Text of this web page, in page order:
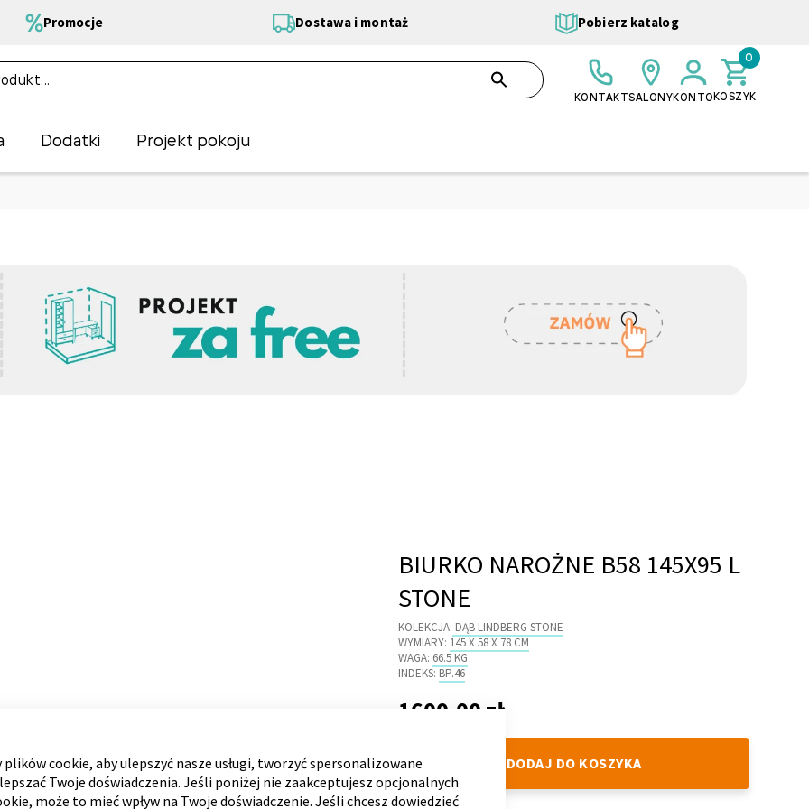
CLOSE
BAR
plików cookie, aby ulepszyć nasze usługi, tworzyć spersonalizowane
Twoje doświadczenia. Jeśli poniżej nie zaakceptujesz opcjonalnych
może to mieć wpływ na Twoje doświadczenie. Jeśli chcesz dowiedzieć
Promocje Dostawa i montaż Pobierz katalog
Dodatki Projekt pokoju
SZUKAJ
KONTAKTSALONYKONTOKOSZYK
0,00 ZŁ
0
BIURKO NAROŻNE B58 145X95 L
STONE
KOLEKCJA: DĄB LINDBERG STONE
WYMIARY: 145 X 58 X 78 CM
WAGA: 66.5 KG
INDEKS: BP.46
1 600,00 zł
1600,00 zł
DODAJ DO KOSZYKA